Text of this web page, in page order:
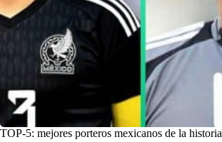
TOP-5: mejores porteros mexicanos de la historia